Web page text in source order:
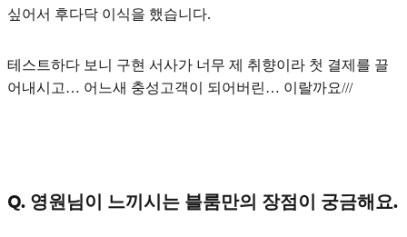
싶어서 후다닥 이식을 했습니다.
테스트하다 보니 구현 서사가 너무 제 취향이라 첫 결제를 끌
어내시고… 어느새 충성고객이 되어버린… 이랄까요///
Q. 영원님이 느끼시는 블룸만의 장점이 궁금해요.